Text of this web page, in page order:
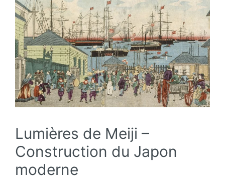
Lumières de Meiji –
Construction du Japon
moderne